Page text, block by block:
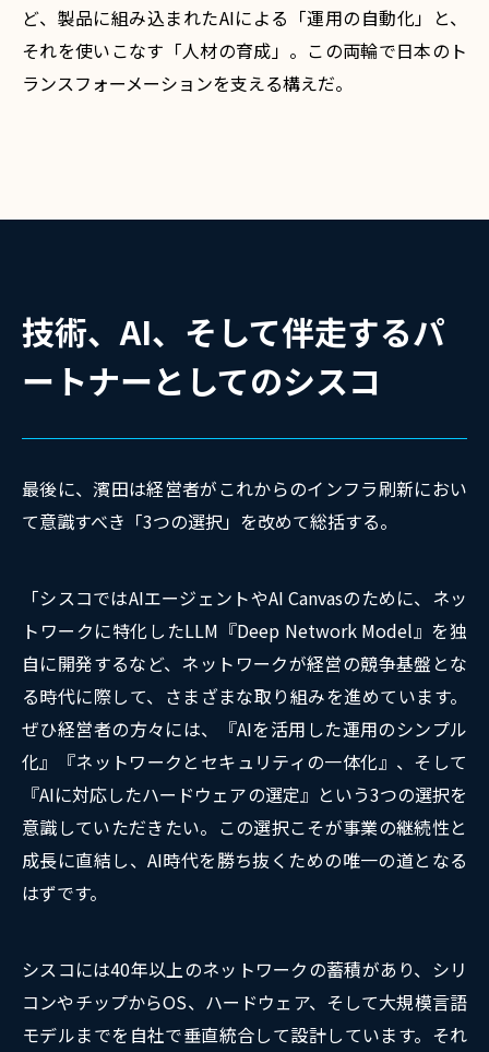
ど、製品に組み込まれたAIによる「運用の自動化」と、
それを使いこなす「人材の育成」。この両輪で日本のト
ランスフォーメーションを支える構えだ。
技術、AI、そして伴走するパ
ートナーとしてのシスコ
最後に、濱田は経営者がこれからのインフラ刷新におい
て意識すべき「3つの選択」を改めて総括する。
「シスコではAIエージェントやAI Canvasのために、ネッ
トワークに特化したLLM『Deep Network Model』を独
自に開発するなど、ネットワークが経営の競争基盤とな
る時代に際して、さまざまな取り組みを進めています。
ぜひ経営者の方々には、『AIを活用した運用のシンプル
化』『ネットワークとセキュリティの一体化』、そして
『AIに対応したハードウェアの選定』という3つの選択を
意識していただきたい。この選択こそが事業の継続性と
成長に直結し、AI時代を勝ち抜くための唯一の道となる
はずです。
シスコには40年以上のネットワークの蓄積があり、シリ
コンやチップからOS、ハードウェア、そして大規模言語
モデルまでを自社で垂直統合して設計しています。それ